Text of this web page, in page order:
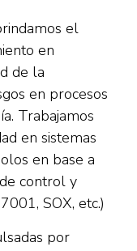
el
en
de la
en procesos
Trabajamos
en sistemas
en base a
control y
SOX, etc.)
por